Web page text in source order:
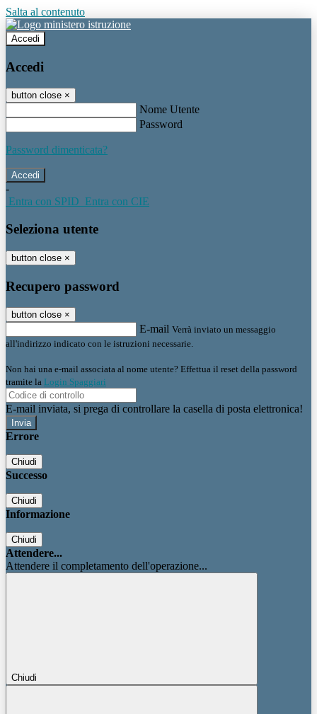
Salta al contenuto
Accedi
Accedi
button close ×
Nome Utente
Password
Password dimenticata?
-
Entra con SPID Entra con CIE
Seleziona utente
button close ×
Recupero password
button close ×
E-mail Verrà inviato un messaggio
all'indirizzo indicato con le istruzioni necessarie.
Non hai una e-mail associata al nome utente? Effettua il reset della password
tramite la Login Spaggiari
E-mail inviata, si prega di controllare la casella di posta elettronica!
Errore
Chiudi
Successo
Chiudi
Informazione
Chiudi
Attendere...
Attendere il completamento dell'operazione...
Chiudi